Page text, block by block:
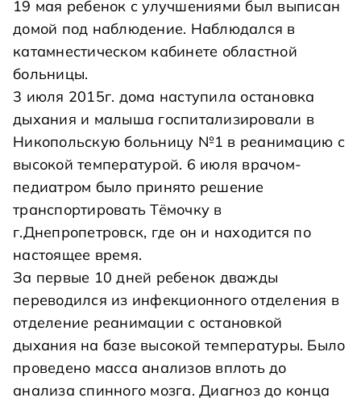
19 мая ребенок с улучшениями был выписан
домой под наблюдение. Наблюдался в
катамнестическом кабинете областной
больницы.
3 июля 2015г. дома наступила остановка
дыхания и малыша госпитализировали в
Никопольскую больницу №1 в реанимацию с
высокой температурой. 6 июля врачом-
педиатром было принято решение
транспортировать Тёмочку в
г.Днепропетровск, где он и находится по
настоящее время.
За первые 10 дней ребенок дважды
переводился из инфекционного отделения в
отделение реанимации с остановкой
дыхания на базе высокой температуры. Было
проведено масса анализов вплоть до
анализа спинного мозга. Диагноз до конца